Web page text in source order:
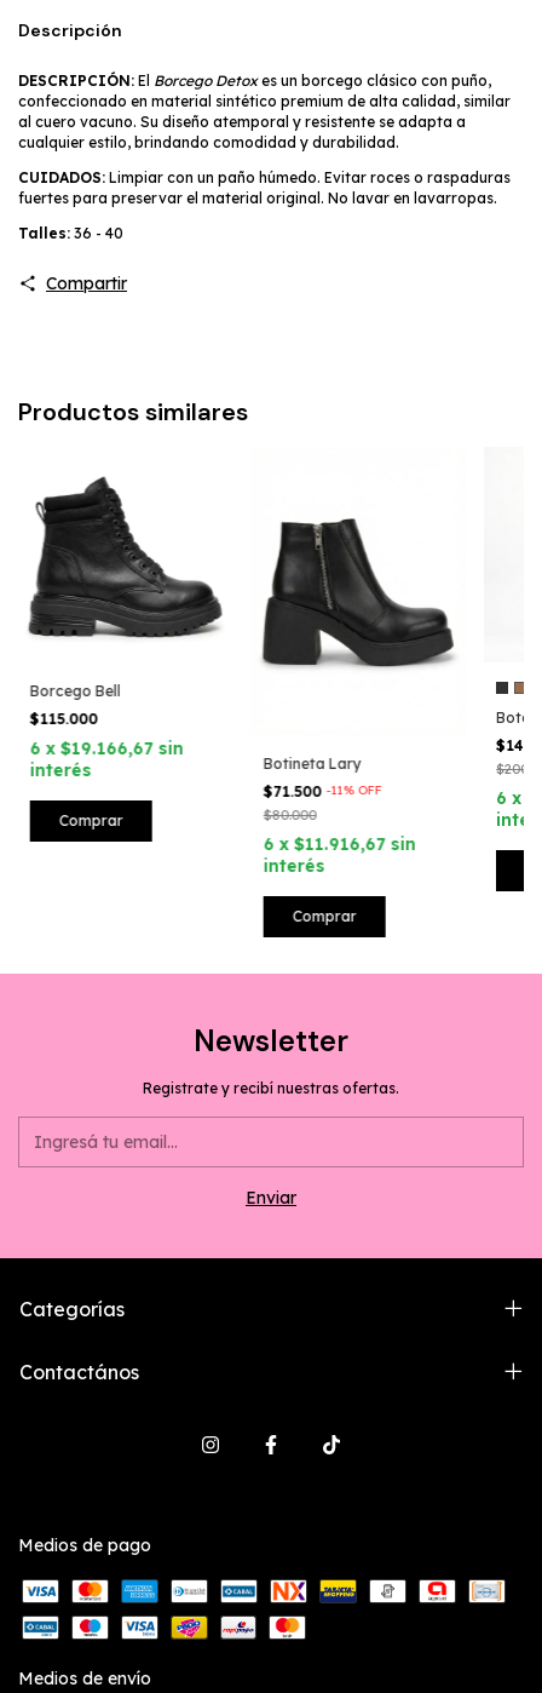
Descripción
DESCRIPCIÓN: El Borcego Detoxes un borcego clásico con puño,
confeccionado en material sintético premium de alta calidad, similar
al cuero vacuno. Su diseño atemporal y resistente se adapta a
cualquier estilo, brindando comodidad y durabilidad.
CUIDADOS: Limpiar con un paño húmedo. Evitar roces o raspaduras
fuertes para preservar el material original. No lavar en lavarropas.
Talles: 36 - 40
Compartir
Productos similares
Borcego Bell
$115.000
6 x $19.166,67 sin
interés
Comprar
Botineta Lary
$71.500-11% OFF
$80.000
6 x $11.916,67 sin
interés
Comprar
Bota
6 x
Newsletter
Registrate y recibí nuestras ofertas.
Categorías
Contactános
Medios de pago
Medios de envío